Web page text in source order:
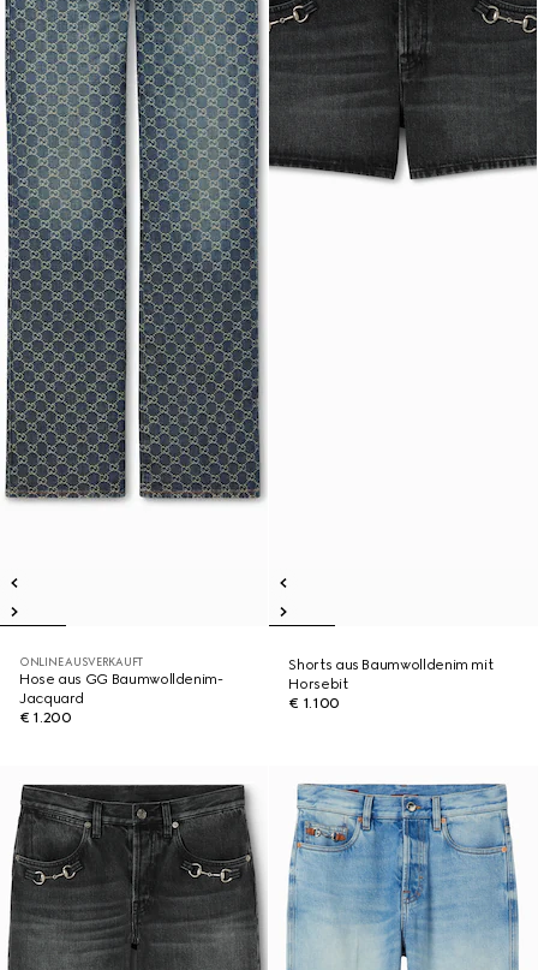
ONLINE AUSVERKAUFT
Hose aus GG Baumwolldenim-
Jacquard
€ 1.200
Shorts aus Baumwolldenim mit
Horsebit
€ 1.100